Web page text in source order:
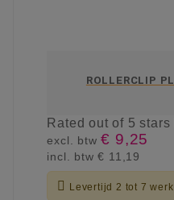
ROLLERCLIP
Ratedout of 5 stars
excl. btw€ 9,25
incl. btw€ 11,19
 Levertijd 2 tot 7